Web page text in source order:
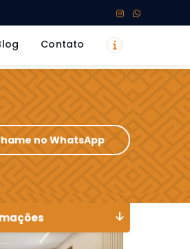
Contato
no WhatsApp